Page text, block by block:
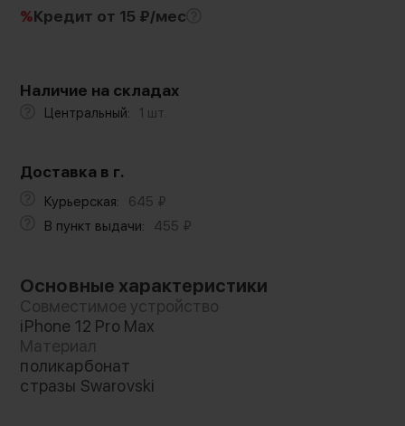
%Кредит от 15 ₽/мес
Наличие на складах
Центральный: 1 шт.
Доставка в г.
Курьерская: 645 ₽
В пункт выдачи:
455 ₽
Основные характеристики
Совместимое устройство
iPhone 12 Pro Max
Материал
поликарбонат
стразы Swarovski